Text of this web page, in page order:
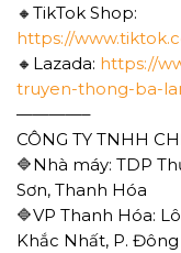
🔸TikTok Shop:
https://
🔸Lazada: https://
truyen-thong-ba-
————–
CÔNG TY TNHH
🔷Nhà máy: TDP
Sơn, Thanh Hóa
🔷VP Thanh Hóa:
Khắc Nhất, P.